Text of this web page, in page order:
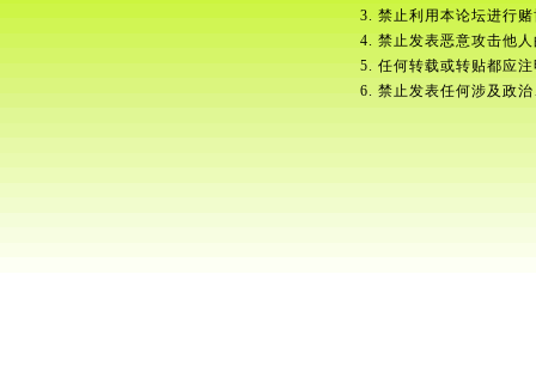
3. 禁止利用本论坛进行
4. 禁止发表恶意攻击他
5. 任何转载或转贴都应
6. 禁止发表任何涉及政